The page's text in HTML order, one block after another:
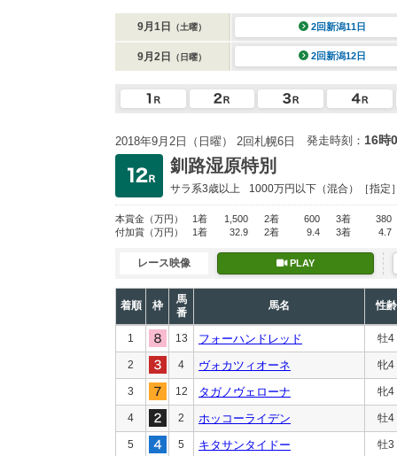
9月1日 （土曜） 2回新潟11日
9月2日 （日曜） 2回新潟12日
2018年9月2日（日曜） 2回札幌6日 発走時刻： 16時
釧路湿原特別
サラ系3歳以上 1000万円以下 （混合）［指定
本賞金 （万円） 1着 1,500 2着 600 3着
380
付加賞 （万円） 1着 32.9 2着 9.4 3着 4.7
レース映像 PLAY
着順 枠
馬
番
馬名 性齢
1 13 フォーハンドレッド 牡4
2 4 ヴォカツィオーネ 牝4
3 12 タガノヴェローナ 牝4
4 2 ホッコーライデン 牡4
5 5 キタサンタイドー 牡3